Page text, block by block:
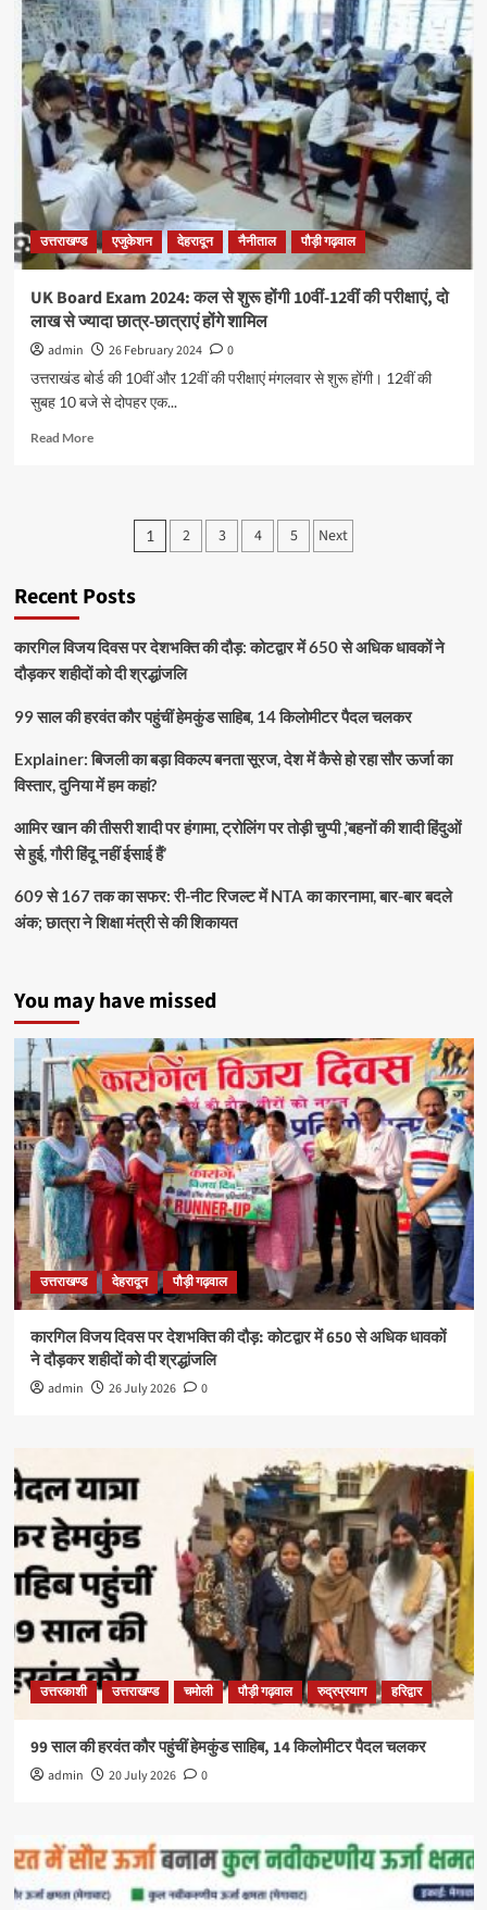
उत्तराखण्ड एजुकेशन देहरादून नैनीताल पौड़ी गढ़वाल
UK Board Exam 2024: कल से शुरू होंगी 10वीं-12वीं की परीक्षाएं, दो
लाख से ज्यादा छात्र-छात्राएं होंगे शामिल
admin 26 February 2024
0
उत्तराखंड बोर्ड की 10वीं और 12वीं की परीक्षाएं मंगलवार से शुरू होंगी। 12वीं की
सुबह 10 बजे से दोपहर एक...
Read More
1 2 3 4 5 Next
Recent Posts
कारगिल विजय दिवस पर देशभक्ति की दौड़: कोटद्वार में 650 से अधिक धावकों ने
दौड़कर शहीदों को दी श्रद्धांजलि
99 साल की हरवंत कौर पहुंचीं हेमकुंड साहिब, 14 किलोमीटर पैदल चलकर
Explainer: बिजली का बड़ा विकल्प बनता सूरज, देश में कैसे हो रहा सौर ऊर्जा का
विस्तार, दुनिया में हम कहां?
आमिर खान की तीसरी शादी पर हंगामा, ट्रोलिंग पर तोड़ी चुप्पी ,’बहनों की शादी हिंदुओं
से हुई, गौरी हिंदू नहीं ईसाई हैं’
609 से 167 तक का सफर: री-नीट रिजल्ट में NTA का कारनामा, बार-बार बदले
अंक; छात्रा ने शिक्षा मंत्री से की शिकायत
You may have missed
उत्तराखण्ड देहरादून पौड़ी गढ़वाल
कारगिल विजय दिवस पर देशभक्ति की दौड़: कोटद्वार में 650 से अधिक धावकों
ने दौड़कर शहीदों को दी श्रद्धांजलि
admin 26 July 2026 0
उत्तरकाशी उत्तराखण्ड चमोली पौड़ी गढ़वाल रुद्रप्रयाग हरिद्वार
99 साल की हरवंत कौर पहुंचीं हेमकुंड साहिब, 14 किलोमीटर पैदल चलकर
admin 20 July 2026 0